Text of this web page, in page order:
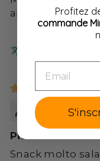
aperitivo
krylaj
Piacevoli ma
Snack molto
Profitez
commande